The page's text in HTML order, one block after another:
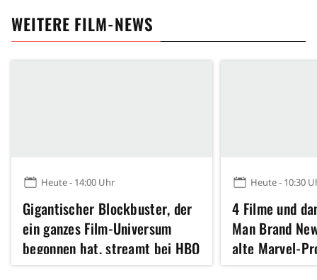
WEITERE FILM-NEWS
Heute - 14:00 Uhr
Gigantischer Blockbuster, der
ein ganzes Film-Universum
begonnen hat, streamt bei HBO
Max
Heute - 10:30
4 Filme und
Man Brand
alte Marvel-
noch nicht